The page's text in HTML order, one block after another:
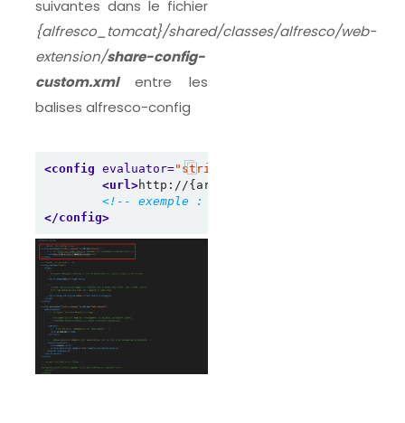
suivantes dans le fichier
{alfresco_tomcat}/shared/classes/alfresco/web-
extension/share-config-
custom.xmlentre les
balises alfresco-config
<config evaluator="string-compare"
<url>http://
<!-- exemple : <url>http://
</config>